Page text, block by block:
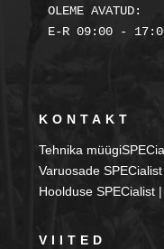
OLEME AVATUD:
KONTAKT
Tehnika
Varuosade
Hoolduse SPECialist
VIITED